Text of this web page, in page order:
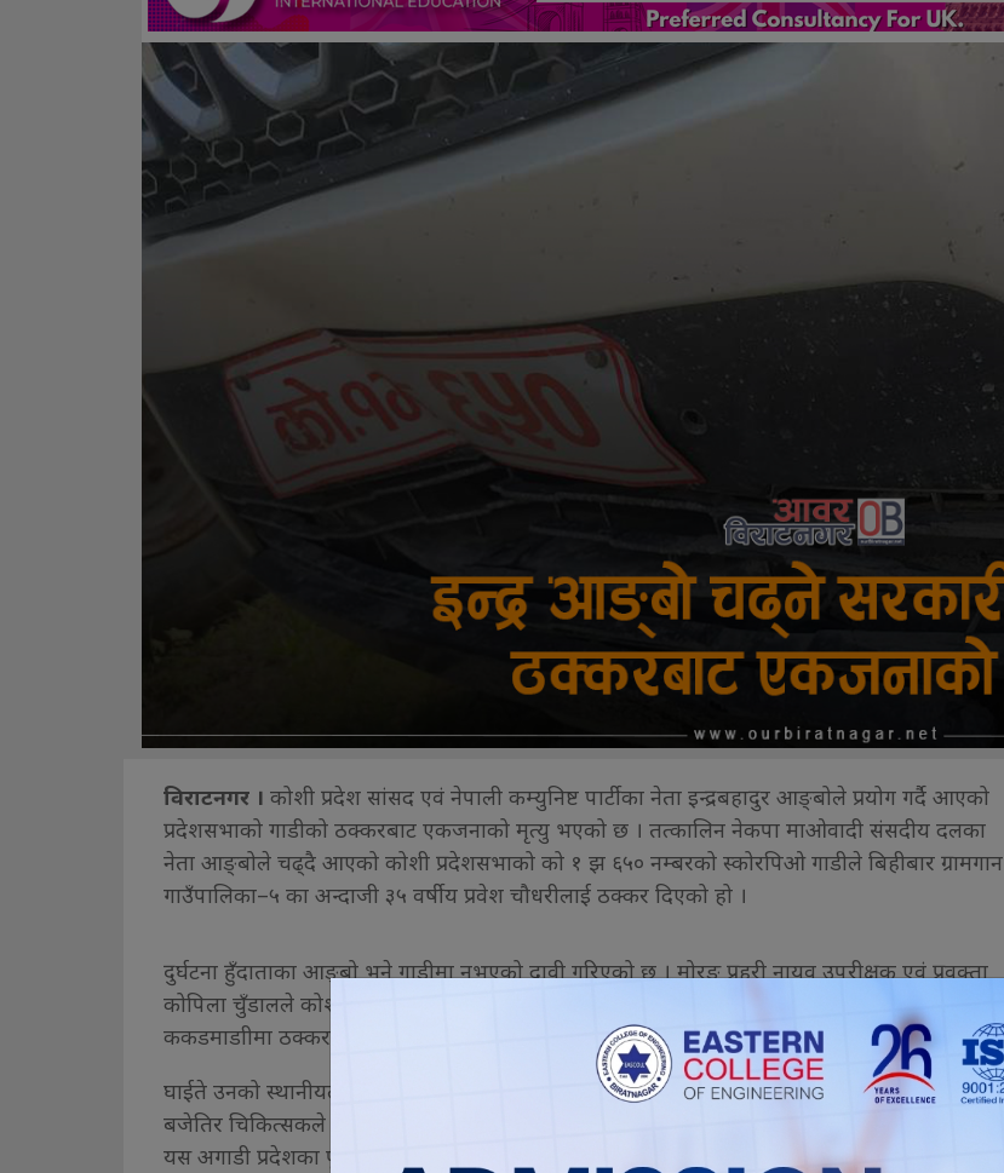
विराटनगर । कोशी प्रदेश सांसद एवं नेपाली कम्युनिष्ट पार्टीका नेता इन्द्रबहादुर आङ्बोले प्रयोग गर्दै आएको
प्रदेशसभाको गाडीको ठक्करबाट एकजनाको मृत्यु भएको छ । तत्कालिन नेकपा माओवादी संसदीय दलका
नेता आङ्बोले चढ्दै आएको कोशी प्रदेशसभाको को १ झ ६५० नम्बरको स्कोरपिओ गाडीले बिहीबार ग्रामगान
गाउँपालिका–५ का अन्दाजी ३५ वर्षीय प्रवेश चौधरीलाई ठक्कर दिएको हो ।
दुर्घटना हुँदाताका आङ्बो भने गाडीमा नभएको दावी गरिएको छ । मोरङ प्रहरी नायव उपरीक्षक एवं प्रवक्ता
कोपिला चुँडालले कोशी प्रदेशसभाको सरकारी गाडीले को ९ प ७९ नम्बरको मोटरसाइललाई ग्रामथान–५
ककडमाडाीमा ठक्कर दिएको थियो । त्यस क्रममा मोटरसाइकलमा सवार चौधरी गम्भीर घाईते भएका थिए ।
घाईते उनको स्थानीयले उद्धार गरेर उपचारका लागि विराटनगरको विराट नर्सिङ होम भर्ना गरिएकामा ३ः१५
बजेतिर चिकित्सकले मृत घोषित गरेका हुन् । आङ्बो माओवादी कोशी प्रदेश संसदीय दलका नेता हुन् । उनी
यस अगाडी प्रदेशका पूर्वआर्थिक मामिला तथा योजना मन्त्रीसमेत दोहोरिएर बनेका थिए । मोटरसाइकललाई